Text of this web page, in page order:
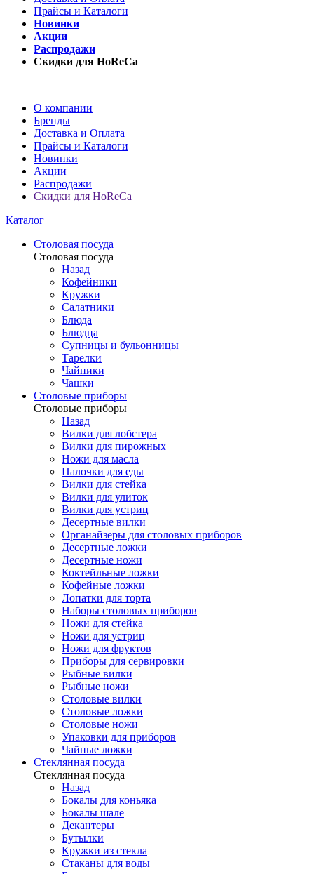
Прайсы и Каталоги
Новинки
Акции
Распродажи
Скидки для HoReCa
О компании
Бренды
Доставка и Оплата
Прайсы и Каталоги
Новинки
Акции
Распродажи
Скидки для HoReCa
Каталог
Столовая посуда
Столовая посуда
Назад
Кофейники
Кружки
Салатники
Блюда
Блюдца
Супницы и бульонницы
Тарелки
Чайники
Чашки
Cтоловые приборы
Cтоловые приборы
Назад
Вилки для лобстера
Вилки для пирожных
Ножи для масла
Палочки для еды
Вилки для стейка
Вилки для улиток
Вилки для устриц
Десертные вилки
Органайзеры для столовых приборов
Десертные ложки
Десертные ножи
Коктейльные ложки
Кофейные ложки
Лопатки для торта
Наборы столовых приборов
Ножи для стейка
Ножи для устриц
Ножи для фруктов
Приборы для сервировки
Рыбные вилки
Рыбные ножи
Столовые вилки
Столовые ложки
Столовые ножи
Упаковки для приборов
Чайные ложки
Стеклянная посуда
Стеклянная посуда
Назад
Бокалы для коньяка
Бокалы шале
Декантеры
Бутылки
Кружки из стекла
Стаканы для воды